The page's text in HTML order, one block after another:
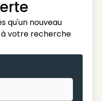
qu'un nouveau
votre recherche